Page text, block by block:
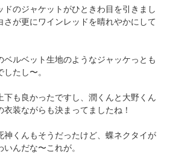
ドのジャケットがひときわ目を引きまし
さが更にワインレッドを晴れやかにして
ベルベット生地のようなジャッケっとも
たし〜。
下も良かったですし、潤くんと大野くん
装ながらも決まってましたね！
神くんもそうだったけど、蝶ネクタイが
んだな〜これが。